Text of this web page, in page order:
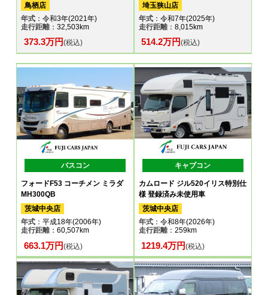
鳥栖店
年式 ：令和3年(2021年)
走行距離：32,503km
373.3万円(税込)
埼玉狭山店
年式：令和7年(2025年)
走行距離：8,015km
514.2万円(税込)
バスコン
フォードF53 コーチメン ミラダ
MH300QB
茨城中央店
年式 ：平成18年(2006年)
走行距離：60,507km
663.1万円(税込)
キャブコン
カムロード ジル520イリス特別仕
様 登録済み未使用車
茨城中央店
年式：令和8年(2026年)
走行距離：259km
1219.4万円(税込)